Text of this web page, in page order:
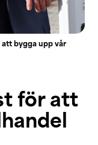
bygga upp vår
för att